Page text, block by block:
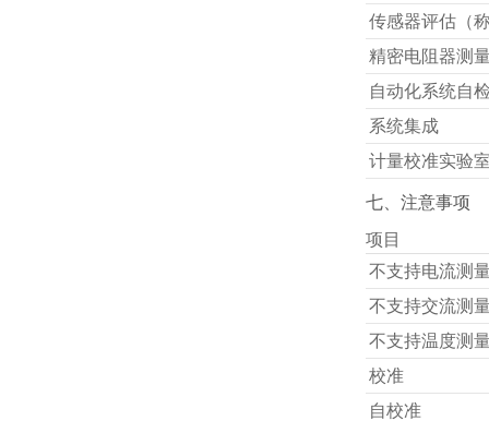
传感器评估（
精密电阻器测
自动化系统自
系统集成
计量校准实验
七、注意事项
项目
不支持电流测
不支持交流测
不支持温度测
校准
自校准